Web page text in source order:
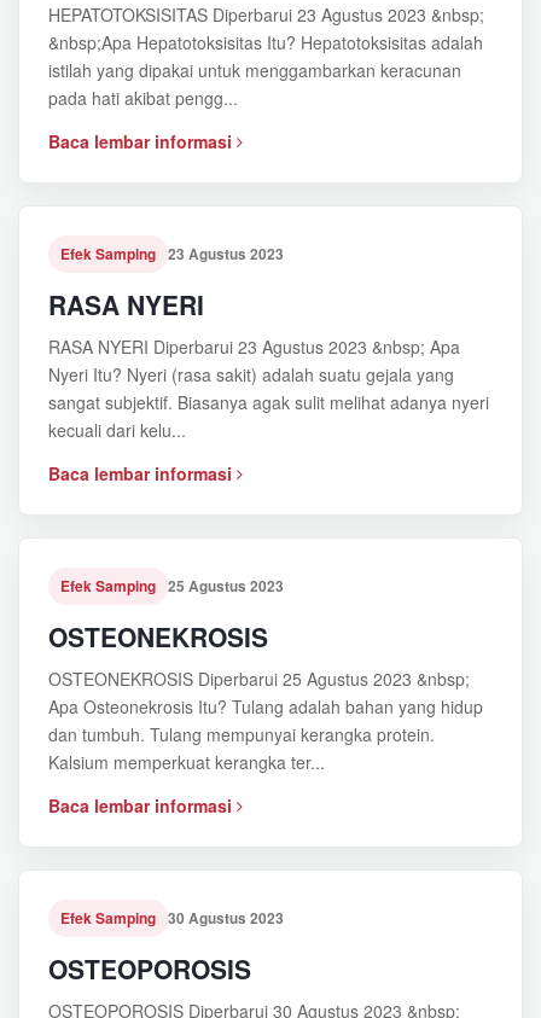
HEPATOTOKSISITAS Diperbarui 23 Agustus 2023 &nbsp;
&nbsp;Apa Hepatotoksisitas Itu? Hepatotoksisitas adalah
istilah yang dipakai untuk menggambarkan keracunan
pada hati akibat pengg...
Baca lembar informasi
Efek Samping 23 Agustus 2023
RASA NYERI
RASA NYERI Diperbarui 23 Agustus 2023 &nbsp; Apa
Nyeri Itu? Nyeri (rasa sakit) adalah suatu gejala yang
sangat subjektif. Biasanya agak sulit melihat adanya nyeri
kecuali dari kelu...
Baca lembar informasi
Efek Samping 25 Agustus 2023
OSTEONEKROSIS
OSTEONEKROSIS Diperbarui 25 Agustus 2023 &nbsp;
Apa Osteonekrosis Itu? Tulang adalah bahan yang hidup
dan tumbuh. Tulang mempunyai kerangka protein.
Kalsium memperkuat kerangka ter...
Baca lembar informasi
Efek Samping 30 Agustus 2023
OSTEOPOROSIS
OSTEOPOROSIS Diperbarui 30 Agustus 2023 &nbsp;